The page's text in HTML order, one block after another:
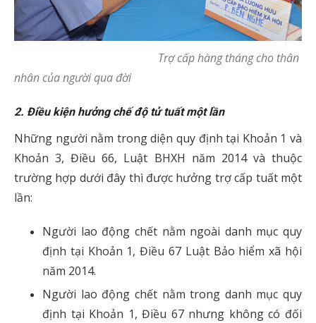
Trợ cấp hàng tháng cho thân
nhân của người qua đời
2. Điều kiện hưởng chế độ tử tuất một lần
Những người nằm trong diện quy định tại Khoản 1 và
Khoản 3, Điều 66, Luật BHXH năm 2014 và thuộc
trường hợp dưới đây thì được hưởng trợ cấp tuất một
lần:
Người lao động chết nằm ngoài danh mục quy
định tại Khoản 1, Điều 67 Luật Bảo hiểm xã hội
năm 2014.
Người lao động chết nằm trong danh mục quy
định tại Khoản 1, Điều 67 nhưng không có đối